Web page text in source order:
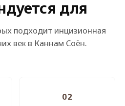
для
подходит инцизионная
век в Каннам Соён.
02